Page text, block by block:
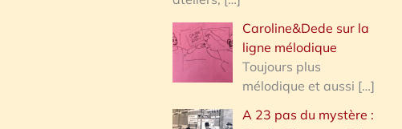
Caroline&Dede sur la
ligne mélodique
Toujours plus
mélodique et aussi […]
A 23 pas du mystère :